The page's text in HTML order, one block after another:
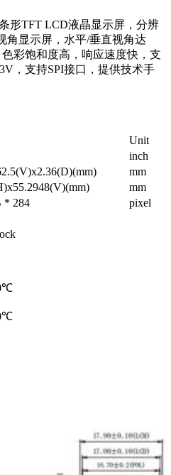
形TFT LCD液晶显示屏，分辨
角显示屏，水平/垂直视角达
色彩饱和度高，响应速度快，支
，支持SPI接口，提供技术手
Unit
inch
mm
mm
* 284
pixel